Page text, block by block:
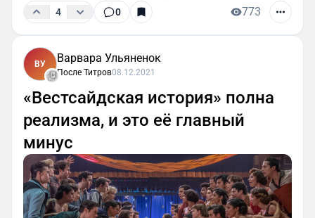
4 0 773
ВУ Варвара Ульяненок
После Титров08.12.2021
«Вестсайдская история» полна
реализма, и это её главный
минус